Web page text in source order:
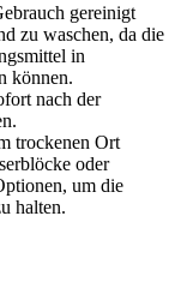
gereinigt
zu waschen, da die
in
können.
nach der
trockenen Ort
oder
um die
halten.